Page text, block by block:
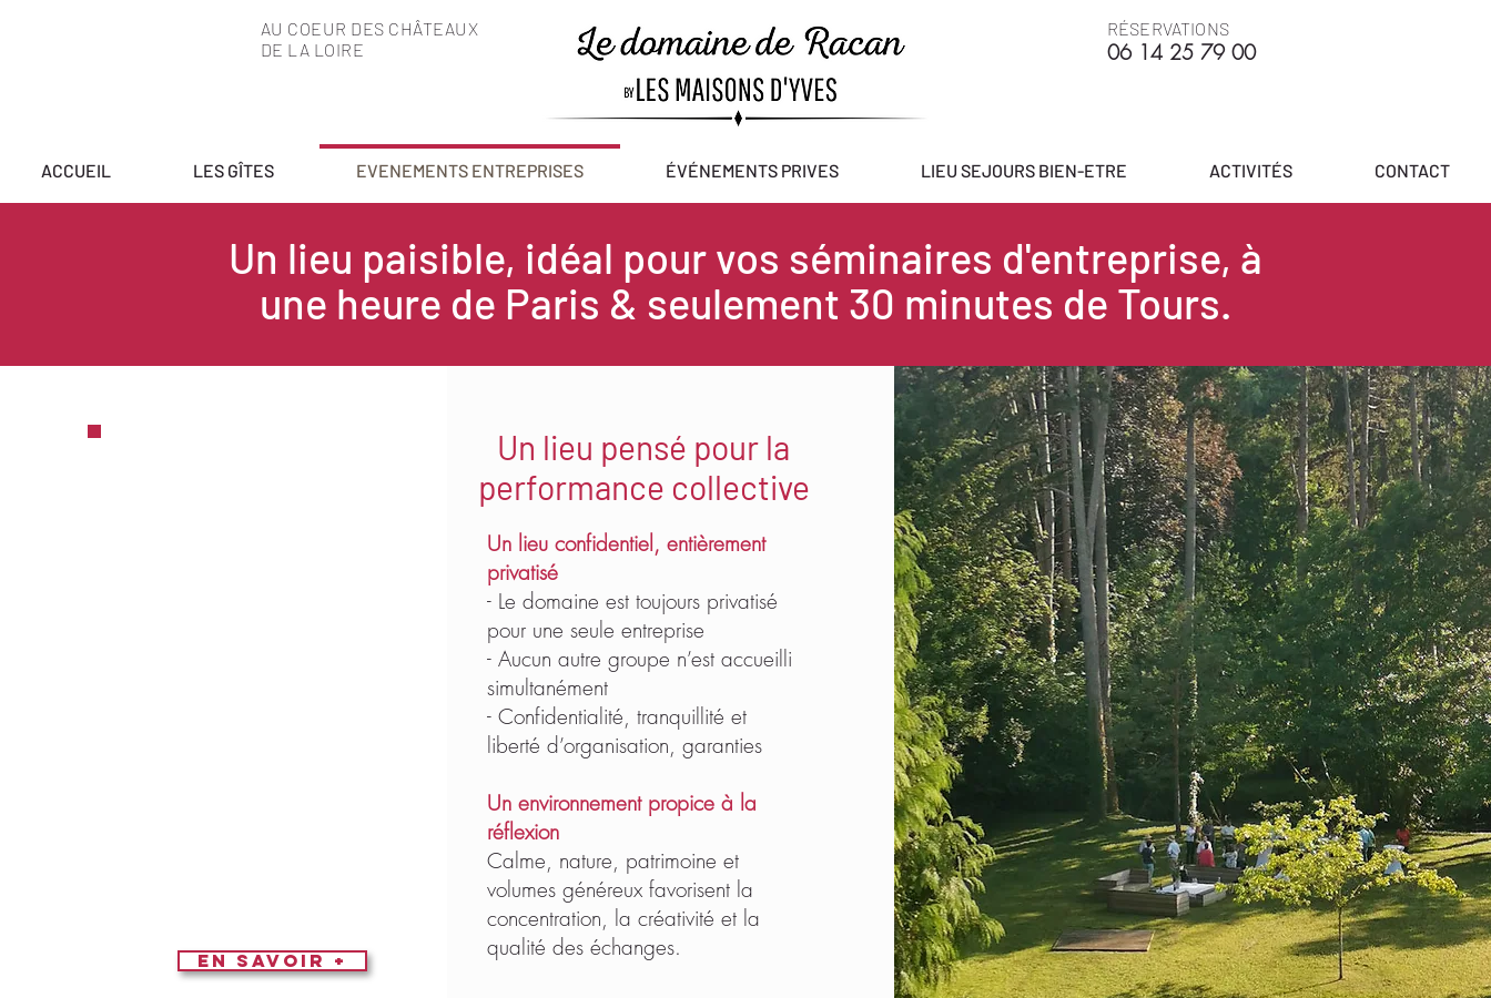
AU COEUR DES CHÂTEAUX
DE LA LOIRE
RÉSERVATIONS
06 14 25 79 00
ACCUEIL LES GÎTES EVENEMENTS ENTREPRISES ÉVÉNEMENTS PRIVES LIEU SEJOURS BIEN-ETRE ACTIVITÉS CONTACT
Un lieu paisible, idéal pour vos séminaires d'entreprise, à
une heure de Paris & seulement 30 minutes de Tours.
En savoir +
Un lieu pensé pour la
performance collective
Un lieu confidentiel, entièrement
privatisé
- Le domaine est toujours privatisé
pour une seule entreprise
- Aucun autre groupe n’est accueilli
simultanément
- Confidentialité, tranquillité et
liberté d’organisation, garanties
Un environnement propice à la
réflexion
Calme, nature, patrimoine et
volumes généreux favorisent la
concentration, la créativité et la
qualité des échanges.